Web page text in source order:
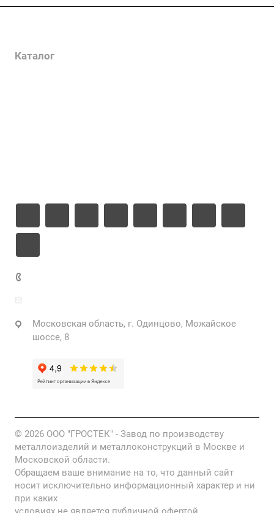
Каталог
Московская область, г. Одинцово, Можайское
шоссе, 8
© 2026 ООО "ГРОСТЕК" - Завод по производству
металлоизделий и металлоконструкций в Москве и
Московской области.
Обращаем ваше внимание на то, что данный сайт
носит исключительно информационный характер и ни
при каких